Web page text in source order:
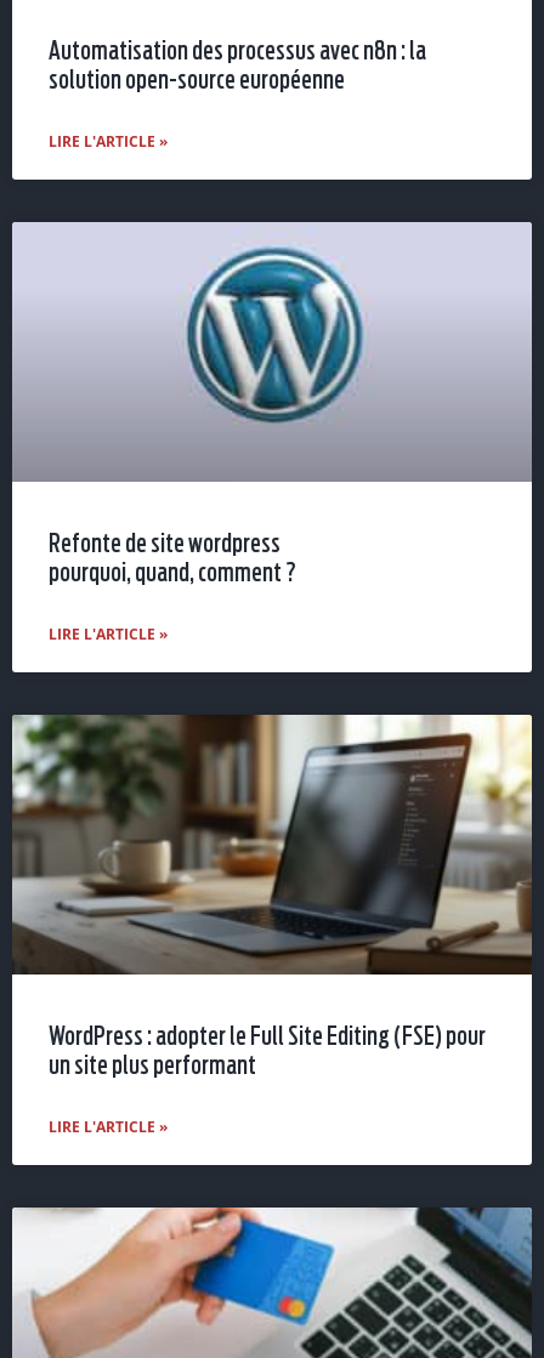
Automatisation des processus avec n8n : la
solution open-source européenne
LIRE L'ARTICLE »
Refonte de site wordpress
pourquoi, quand, comment ?
LIRE L'ARTICLE »
WordPress : adopter le Full Site Editing (FSE) pour
un site plus performant
LIRE L'ARTICLE »